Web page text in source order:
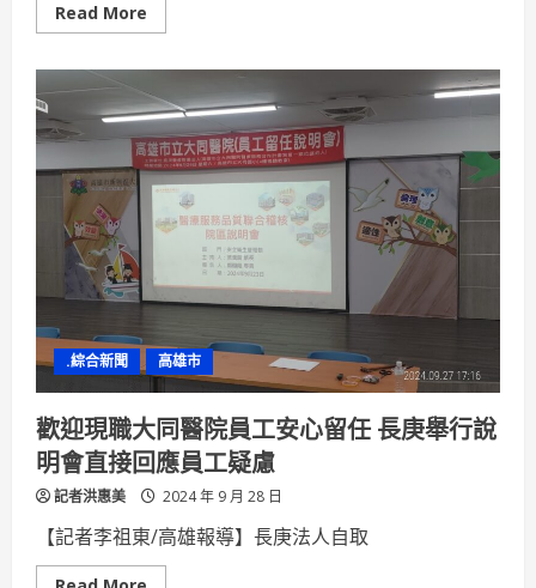
Read More
more
也
吸
金！
高
雄
輕
軌
繪
繽
紛
設
成
為
高
雄
移
動
的
魅
力
地
.綜合新聞 高雄市
歡迎現職大同醫院員工安心留任 長庚舉行說
明會直接回應員工疑慮
記者洪惠美 2024 年 9 月 28 日
【記者李祖東/高雄報導】長庚法人自取